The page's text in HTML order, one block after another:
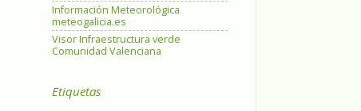
Información Meteorológica
meteogalicia.es
Visor Infraestructura verde
Comunidad Valenciana
Etiquetas